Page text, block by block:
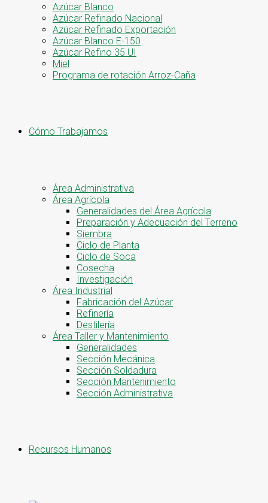
Azúcar Blanco
Azúcar Refinado Nacional
Azúcar Refinado Exportación
Azúcar Blanco E-150
Azúcar Refino 35 UI
Miel
Programa de rotación Arroz-Caña
Cómo Trabajamos
Área Administrativa
Área Agrícola
Generalidades del Área Agrícola
Preparación y Adecuación del Terreno
Siembra
Ciclo de Planta
Ciclo de Soca
Cosecha
Investigación
Área Industrial
Fabricación del Azúcar
Refinería
Destilería
Área Taller y Mantenimiento
Generalidades
Sección Mecánica
Sección Soldadura
Sección Mantenimiento
Sección Administrativa
Recursos Humanos